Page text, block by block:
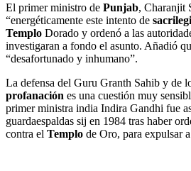
El primer ministro de Punjab, Charanjit
“energéticamente este intento de
Templo Dorado y ordenó a las
investigaran a fondo el asunto. Añadió
“desafortunado y inhumano”.
La defensa del Guru Granth Sahib y de
profanación es una cuestión muy
primer ministra india Indira Gandhi fue
guardaespaldas sij en 1984 tras haber
contra el Templo de Oro, para expulsar